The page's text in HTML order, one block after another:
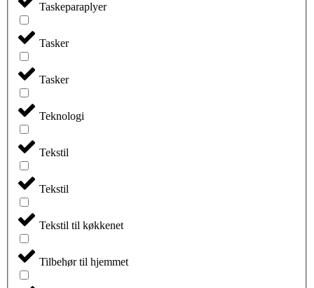
Taskeparaplyer
Tasker
Tasker
Teknologi
Tekstil
Tekstil
Tekstil til køkkenet
Tilbehør til hjemmet